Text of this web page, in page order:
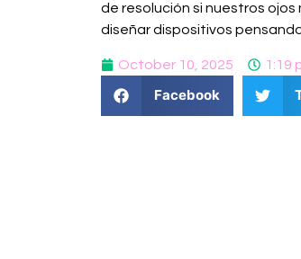
de resolución si nuestros
diseñar dispositivos
October 10, 2025 1:19
Facebook